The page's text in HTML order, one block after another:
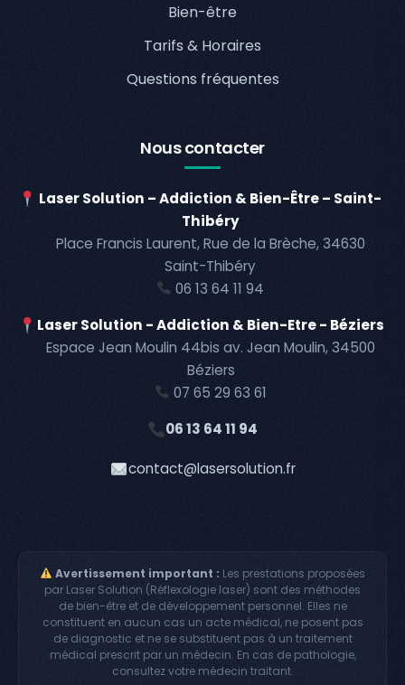
Bien-être
Tarifs & Horaires
Questions fréquentes
Nous contacter
Laser Solution – Addiction & Bien-Être – Saint-
Thibéry
Place Francis Laurent, Rue de la Brèche, 34630
Saint-Thibéry
06 13 64 11 94
Laser Solution - Addiction & Bien-Etre - Béziers
Espace Jean Moulin 44bis av. Jean Moulin, 34500
Béziers
07 65 29 63 61
06 13 64 11 94
contact@lasersolution.fr
Avertissement important : Les prestations proposées
par Laser Solution (Réflexologie laser) sont des méthodes
de bien-être et de développement personnel. Elles ne
constituent en aucun cas un acte médical, ne posent pas
de diagnostic et ne se substituent pas à un traitement
médical prescrit par un médecin. En cas de pathologie,
consultez votre médecin traitant.